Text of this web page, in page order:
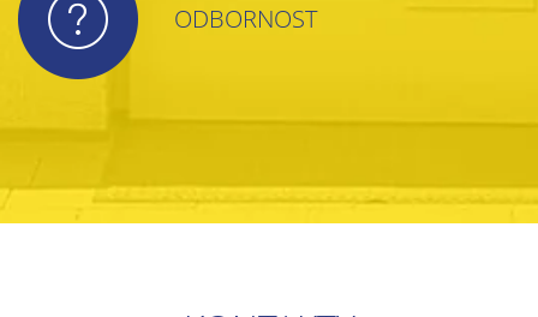
ODBORNOST